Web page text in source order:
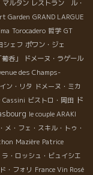
マルタン レストラン ル・
Garden GRAND LARGUE
Torocadero 哲学 GT
シェフ ポワン・ジェ
呑」
ドメーヌ・ラゲール
des Champs-
ン・リタ ドメーヌ・ミカ
Cassini ビストロ・岡田 ド
le couple ARAKI
メ・フェ・スキル・トゥ・
Mazière Patrice
ラ・ロッシュ・ビュイシエ
・フォリ France Vin Rosé